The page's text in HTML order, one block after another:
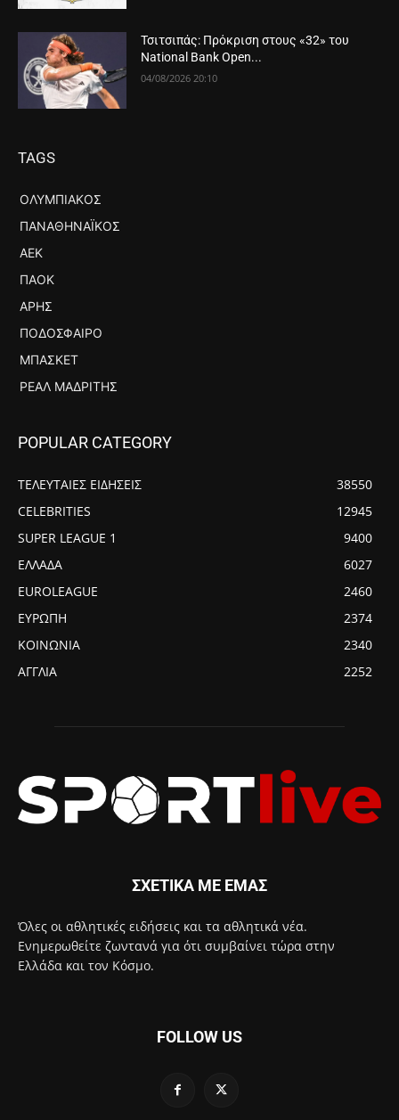
Τσιτσιπάς: Πρόκριση στους «32» του
National Bank Open...
04/08/2026 20:10
TAGS
ΟΛΥΜΠΙΑΚΌΣ
ΠΑΝΑΘΗΝΑΪΚΌΣ
ΑΕΚ
ΠΑΟΚ
ΆΡΗΣ
ΠΟΔΌΣΦΑΙΡΟ
ΜΠΆΣΚΕΤ
ΡΕΆΛ ΜΑΔΡΊΤΗΣ
POPULAR CATEGORY
ΤΕΛΕΥΤΑΙΕΣ ΕΙΔΗΣΕΙΣ
38550
CELEBRITIES
12945
SUPER LEAGUE 1
9400
ΕΛΛΑΔΑ
6027
EUROLEAGUE
2460
ΕΥΡΩΠΗ
2374
ΚΟΙΝΩΝΙΑ
2340
ΑΓΓΛΙΑ
2252
ΣΧΕΤΙΚΑ ΜΕ ΕΜΑΣ
Όλες οι αθλητικές ειδήσεις και τα αθλητικά νέα.
Ενημερωθείτε ζωντανά για ότι συμβαίνει τώρα στην
Ελλάδα και τον Κόσμο.
FOLLOW US